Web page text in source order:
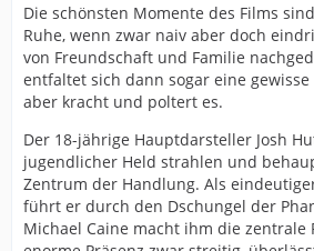
Die schönsten Momente des Films
Ruhe, wenn zwar naiv aber doch
von Freundschaft und Familie
entfaltet sich dann sogar eine gewisse
aber kracht und poltert es.
Der 18-jährige Hauptdarsteller Josh
jugendlicher Held strahlen und
Zentrum der Handlung. Als
führt er durch den Dschungel der
Michael Caine macht ihm die zentrale